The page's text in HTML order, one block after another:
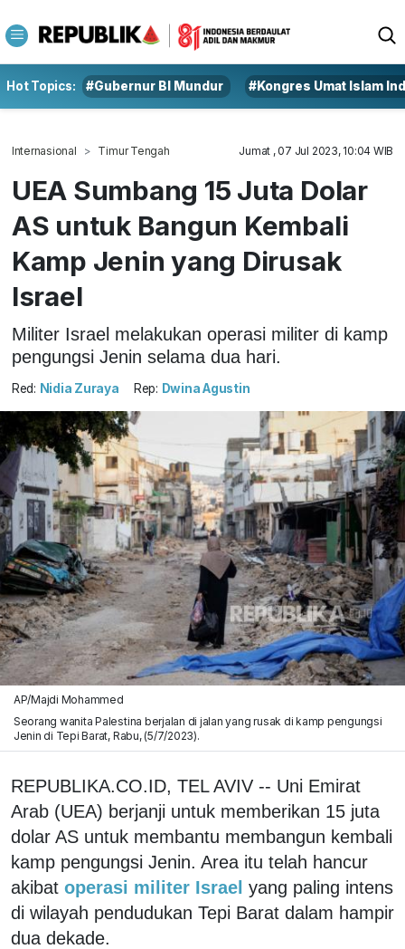
Hot Topics: #Gubernur BI Mundur #Kongres Umat Islam
Internasional Timur Tengah Jumat , 07 Jul 2023, 10:04 WIB
UEA Sumbang 15 Juta Dolar
AS untuk Bangun Kembali
Kamp Jenin yang Dirusak
Israel
Militer Israel melakukan operasi militer di kamp
pengungsi Jenin selama dua hari.
Red: Nidia Zuraya Rep: Dwina Agustin
AP/Majdi Mohammed
Seorang wanita Palestina berjalan di jalan yang rusak di kamp pengungsi
Jenin di Tepi Barat, Rabu, (5/7/2023).
REPUBLIKA.CO.ID, TEL AVIV -- Uni Emirat
Arab (UEA) berjanji untuk memberikan 15 juta
dolar AS untuk membantu membangun kembali
kamp pengungsi Jenin. Area itu telah hancur
akibat operasi militer Israel yang paling intens
di wilayah pendudukan Tepi Barat dalam hampir
dua dekade.